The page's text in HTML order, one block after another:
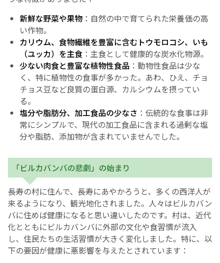
新鮮な野菜や果物 ：自然の中で育てられた栄養価の高
い作物。
カリウム、食物繊維を豊富に含むトウモロコシ、いも
（ユッカ）を主食 ：主食として健康的な炭水化物源。
少ない肉食と豊富な植物性食品 ：動物性食品は少な
く、特に植物性の食事が多かった。あわ、ひえ、チョ
チョス豆など良質の蛋白源、カルシウムを摂ってい
る。
塩分や脂肪分、加工食品の少なさ ：伝統的な食事は非
常にシンプルで、現代の加工食品に含まれる過剰な塩
分や脂肪、添加物が含まれていませんでした。
「ビルカバンバの悲劇」の始まり
長寿の村に住んで、長寿にあやかろうと、多くの西洋人が
来るようになり、観光地化されました。人々はビルカバン
バに住めば健康になると思い違いしたのです。村は、近代
化とともにビルカバンバに外部の文化や食習慣が流入
し、住民たちの生活習慣が大きく変化しました。特に、以
下の要因が健康に悪影響を与えたとされています：